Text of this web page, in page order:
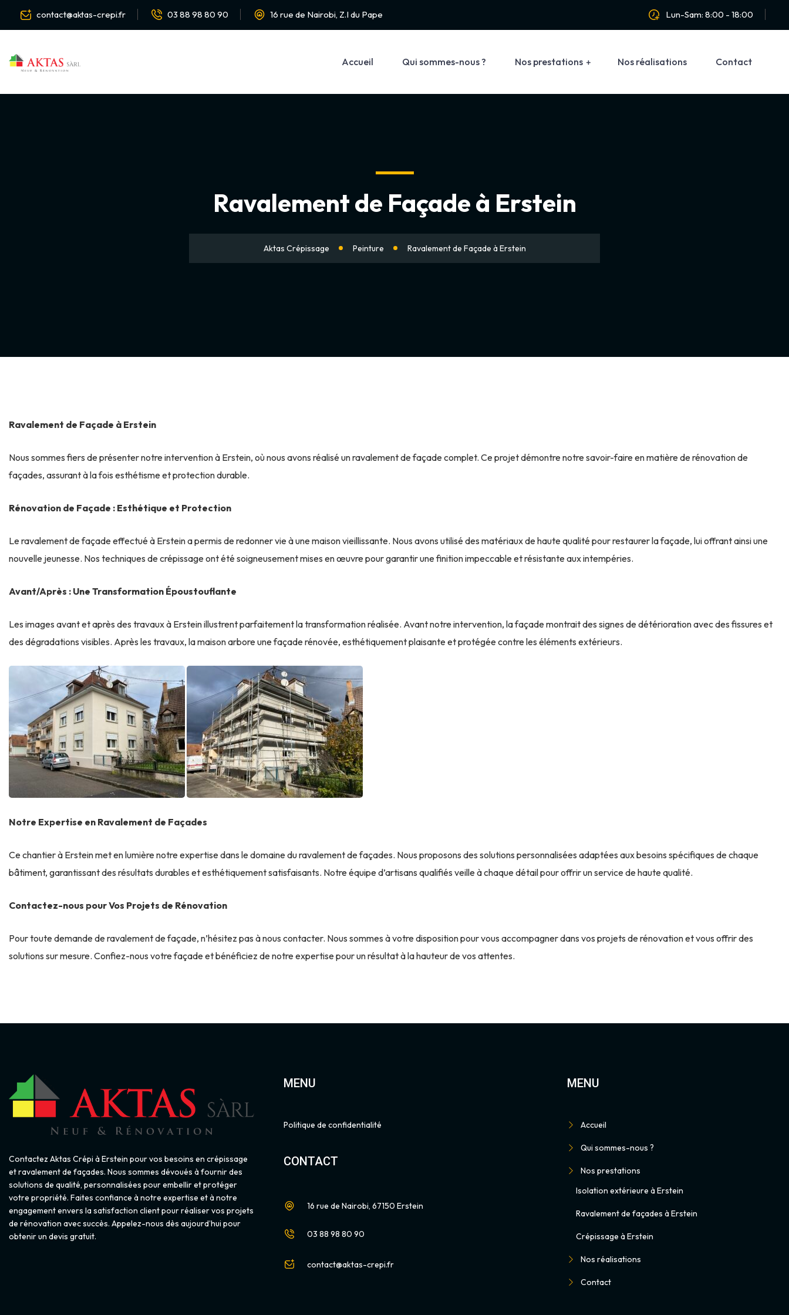
contact@aktas-crepi.fr 03 88 98 80 90 16 rue de Nairobi, Z.I du Pape Lun-Sam: 8:00 - 18:00
Accueil Qui sommes-nous ? Nos prestations Nos réalisations Contact
Ravalement de Façade à Erstein
Aktas Crépissage Peinture Ravalement de Façade à Erstein
Ravalement de Façade à Erstein
Nous sommes fiers de présenter notre intervention à Erstein, où nous avons réalisé un ravalement de façade complet. Ce projet démontre notre savoir-faire en matière de rénovation de
façades, assurant à la fois esthétisme et protection durable.
Rénovation de Façade : Esthétique et Protection
Le ravalement de façade effectué à Erstein a permis de redonner vie à une maison vieillissante. Nous avons utilisé des matériaux de haute qualité pour restaurer la façade, lui offrant ainsi une
nouvelle jeunesse. Nos techniques de crépissage ont été soigneusement mises en œuvre pour garantir une finition impeccable et résistante aux intempéries.
Avant/Après : Une Transformation Époustouflante
Les images avant et après des travaux à Erstein illustrent parfaitement la transformation réalisée. Avant notre intervention, la façade montrait des signes de détérioration avec des fissures et
des dégradations visibles. Après les travaux, la maison arbore une façade rénovée, esthétiquement plaisante et protégée contre les éléments extérieurs.
Notre Expertise en Ravalement de Façades
Ce chantier à Erstein met en lumière notre expertise dans le domaine du ravalement de façades. Nous proposons des solutions personnalisées adaptées aux besoins spécifiques de chaque
bâtiment, garantissant des résultats durables et esthétiquement satisfaisants. Notre équipe d’artisans qualifiés veille à chaque détail pour offrir un service de haute qualité.
Contactez-nous pour Vos Projets de Rénovation
Pour toute demande de ravalement de façade, n’hésitez pas à nous contacter. Nous sommes à votre disposition pour vous accompagner dans vos projets de rénovation et vous offrir des
solutions sur mesure. Confiez-nous votre façade et bénéficiez de notre expertise pour un résultat à la hauteur de vos attentes.
Contactez Aktas Crépi à Erstein pour vos besoins en crépissage
et ravalement de façades. Nous sommes dévoués à fournir des
solutions de qualité, personnalisées pour embellir et protéger
votre propriété. Faites confiance à notre expertise et à notre
engagement envers la satisfaction client pour réaliser vos projets
de rénovation avec succès. Appelez-nous dès aujourd’hui pour
obtenir un devis gratuit.
MENU
Politique de confidentialité
CONTACT
16 rue de Nairobi, 67150 Erstein
03 88 98 80 90
contact@aktas-crepi.fr
MENU
Accueil
Qui sommes-nous ?
Nos prestations
Isolation extérieure à Erstein
Ravalement de façades à Erstein
Crépissage à Erstein
Nos réalisations
Contact